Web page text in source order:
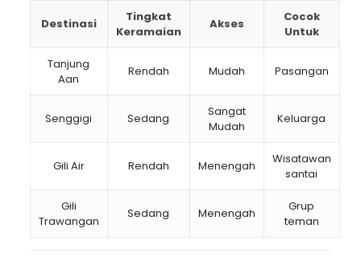
Destinasi
Tingkat
Keramaian
Akses
Cocok
Untuk
Tanjung
Aan
Rendah Mudah Pasangan
Senggigi Sedang
Sangat
Mudah
Keluarga
Gili Air Rendah Menengah
Wisatawan
santai
Gili
Trawangan
Sedang Menengah
Grup
teman